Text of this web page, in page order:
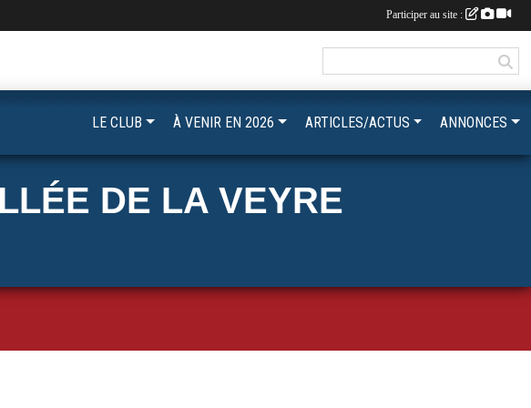
DE LA VEYRE
LE CLUB À VENIR EN 2026 ARTICLES/ACTUS ANNONCES
Participer au site :